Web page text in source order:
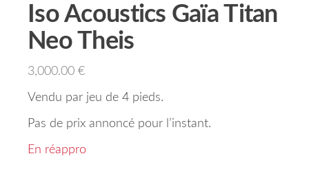
Iso Acoustics Gaïa Titan
Neo Theis
3,000.00 €
Vendu par jeu de 4 pieds.
Pas de prix annoncé pour l’instant.
En réappro